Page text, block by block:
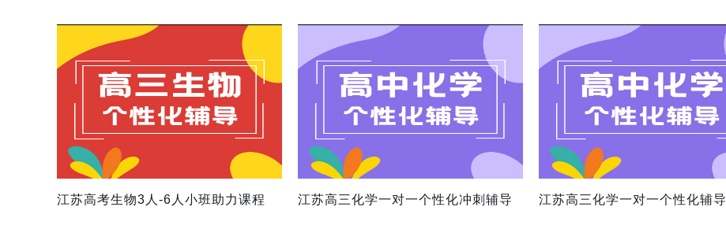
江苏高考生物3人-6人小班助力课程 江苏高三化学一对一个性化冲刺辅导 江苏高三化学一对一个性化辅导